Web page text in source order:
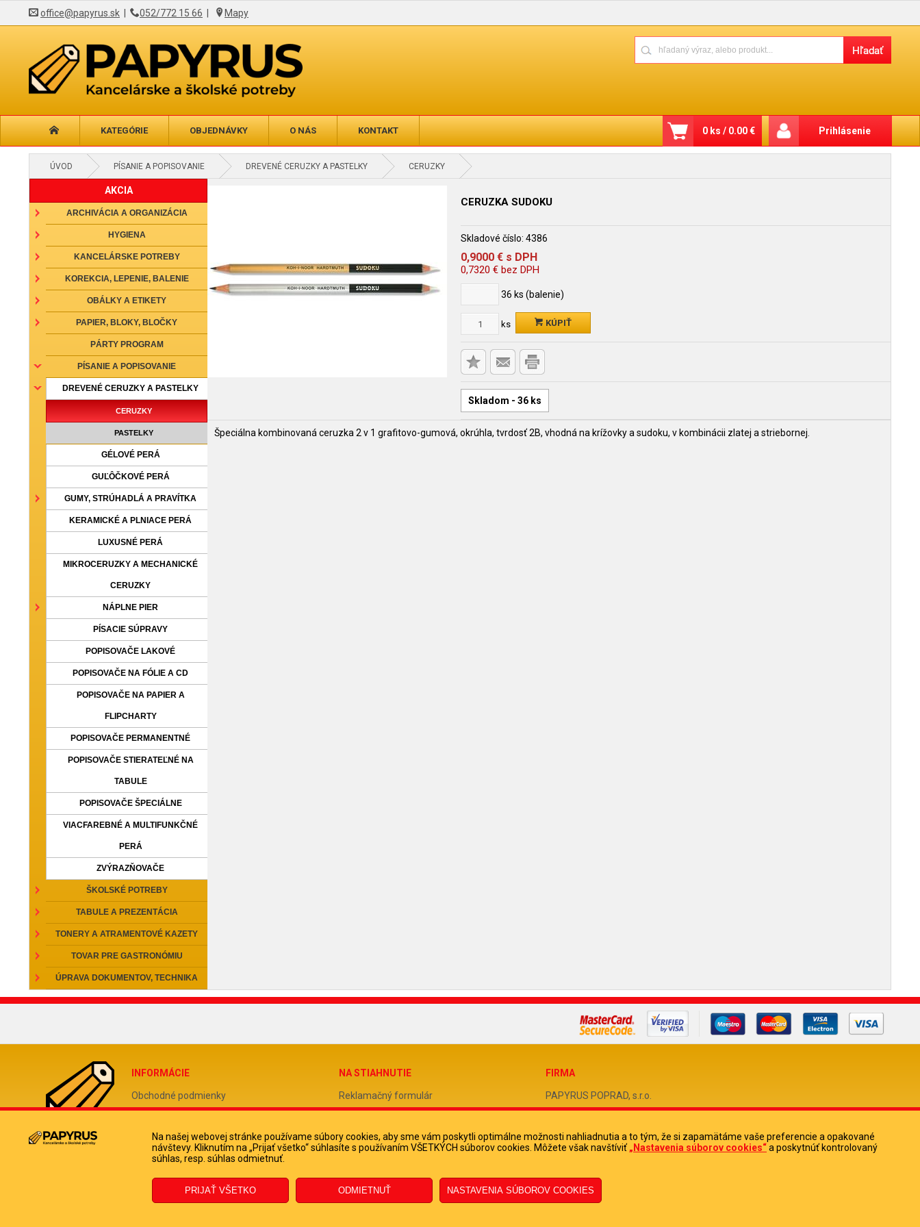
office@papyrus.sk 052/772 15 66 Mapy
KATEGÓRIE OBJEDNÁVKY O NÁS KONTAKT Prihlásenie
0 ks / 0.00 €
ÚVOD PÍSANIE A POPISOVANIE DREVENÉ CERUZKY A PASTELKY CERUZKY
AKCIA
ARCHIVÁCIA A ORGANIZÁCIA
HYGIENA
KANCELÁRSKE POTREBY
KOREKCIA, LEPENIE, BALENIE
OBÁLKY A ETIKETY
PAPIER, BLOKY, BLOČKY
PÁRTY PROGRAM
PÍSANIE A POPISOVANIE
DREVENÉ CERUZKY A PASTELKY
CERUZKY
PASTELKY
GÉLOVÉ PERÁ
GUĽÔČKOVÉ PERÁ
GUMY, STRÚHADLÁ A PRAVÍTKA
KERAMICKÉ A PLNIACE PERÁ
LUXUSNÉ PERÁ
MIKROCERUZKY A MECHANICKÉ
CERUZKY
NÁPLNE PIER
PÍSACIE SÚPRAVY
POPISOVAČE LAKOVÉ
POPISOVAČE NA FÓLIE A CD
POPISOVAČE NA PAPIER A
FLIPCHARTY
POPISOVAČE PERMANENTNÉ
POPISOVAČE STIERATEĽNÉ NA
TABULE
POPISOVAČE ŠPECIÁLNE
VIACFAREBNÉ A MULTIFUNKČNÉ
PERÁ
ZVÝRAZŇOVAČE
ŠKOLSKÉ POTREBY
TABULE A PREZENTÁCIA
TONERY A ATRAMENTOVÉ KAZETY
TOVAR PRE GASTRONÓMIU
ÚPRAVA DOKUMENTOV, TECHNIKA
CERUZKA SUDOKU
Skladové číslo: 4386
0,9000 € s DPH
0,7320 € bez DPH
36 ks (balenie)
ks KÚPIŤ
Skladom - 36 ks
Špeciálna kombinovaná ceruzka 2 v 1 grafitovo-gumová, okrúhla, tvrdosť 2B, vhodná na krížovky a sudoku, v kombinácii zlatej a striebornej.
INFORMÁCIE
Obchodné podmienky
Odstúpiť od zmluvy tu
Doprava a platba kuriérom
Ochrana osobných údajov
Informácie o súboroch cookies
NA STIAHNUTIE
Reklamačný formulár
Poučenie o odstúpení od zmluvy
FIRMA
PAPYRUS POPRAD, s.r.o.
DIČ 2020513880
Na našej webovej stránke používame súbory cookies, aby sme vám poskytli optimálne možnosti nahliadnutia a to tým, že si zapamätáme vaše preferencie a opakované
návštevy. Kliknutím na „Prijať všetko“ súhlasíte s používaním VŠETKÝCH súborov cookies. Môžete však navštíviť „Nastavenia súborov cookies“a poskytnúť kontrolovaný
súhlas, resp. súhlas odmietnuť.